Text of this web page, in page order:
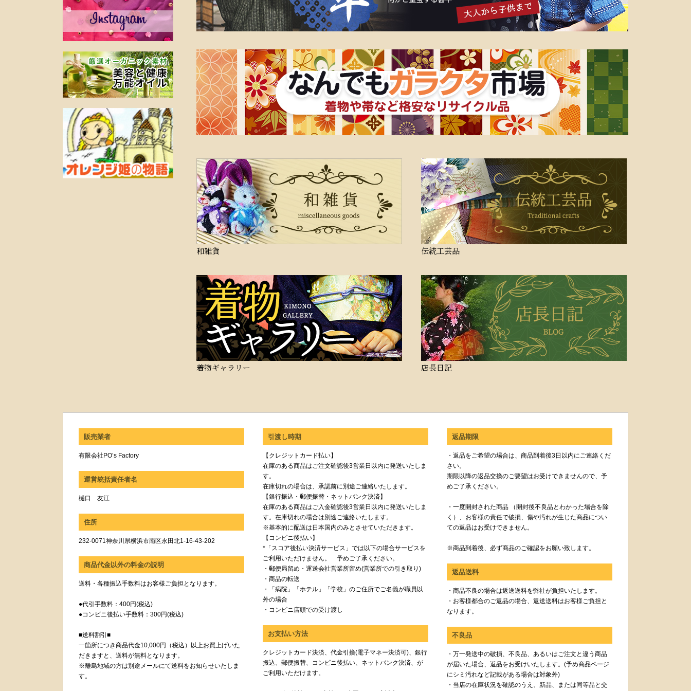
和雑貨 伝統工芸品
着物ギャラリー 店長日記
販売業者
有限会社PO’s Factory
運営統括責任者名
樋口 友江
住所
232-0071神奈川県横浜市南区永田北1-16-43-202
商品代金以外の料金の説明
送料・各種振込手数料はお客様ご負担となります。
●代引手数料：400円(税込)
●コンビニ後払い手数料：300円(税込)
■送料割引■
一箇所につき商品代金10,000円（税込）以上お買上げいた
だきますと、送料が無料となります。
※離島地域の方は別途メールにて送料をお知らせいたしま
す。
引渡し時期
【クレジットカード払い】
在庫のある商品はご注文確認後3営業日以内に発送いたしま
す。
在庫切れの場合は、承認前に別途ご連絡いたします。
【銀行振込・郵便振替・ネットバンク決済】
在庫のある商品はご入金確認後3営業日以内に発送いたしま
す。在庫切れの場合は別途ご連絡いたします。
※基本的に配送は日本国内のみとさせていただきます。
【コンビニ後払い】
*「スコア後払い決済サービス」では以下の場合サービスを
ご利用いただけません。 予めご了承ください。
・郵便局留め・運送会社営業所留め(営業所での引き取り)
・商品の転送
・「病院」「ホテル」「学校」のご住所でご名義が職員以
外の場合
・コンビニ店頭での受け渡し
お支払い方法
クレジットカード決済、代金引換(電子マネー決済可)、銀行
振込、郵便振替、コンビニ後払い、ネットバンク決済、が
ご利用いただけます。
返品期限
・返品をご希望の場合は、商品到着後3日以内にご連絡くだ
さい。
期限以降の返品交換のご要望はお受けできませんので、予
めご了承ください。
・一度開封された商品 （開封後不良品とわかった場合を除
く）、お客様の責任で破損、傷や汚れが生じた商品につい
ての返品はお受けできません。
※商品到着後、必ず商品のご確認をお願い致します。
返品送料
・商品不良の場合は返送送料を弊社が負担いたします。
・お客様都合のご返品の場合、返送送料はお客様ご負担と
なります。
不良品
・万一発送中の破損、不良品、あるいはご注文と違う商品
が届いた場合、返品をお受けいたします。(予め商品ページ
にシミ汚れなど記載がある場合は対象外)
・当店の在庫状況を確認のうえ、新品、または同等品と交